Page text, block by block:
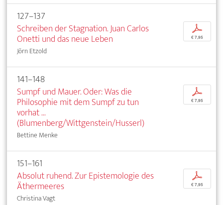
127–137
Schreiben der Stagnation. Juan Carlos
Onetti und das neue Leben
Jörn Etzold
p
€ 7,95
141–148
Sumpf und Mauer. Oder: Was die
Philosophie mit dem Sumpf zu tun
vorhat ...
(Blumenberg/Wittgenstein/Husserl)
Bettine Menke
p
€ 7,95
151–161
Absolut ruhend. Zur Epistemologie des
Äthermeeres
Christina Vagt
p
€ 7,95